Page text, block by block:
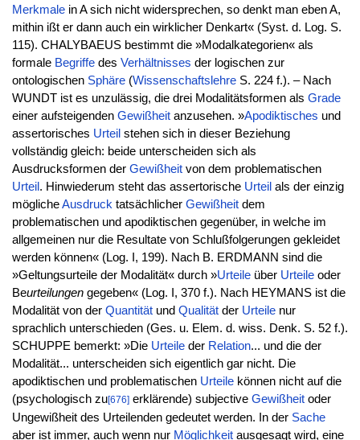
Merkmalein A sich nicht widersprechen, so denkt man eben A,
mithin ißt er dann auch ein wirklicher Denkart« (Syst. d. Log. S.
115). CHALYBAEUS bestimmt die »Modalkategorien« als
formale Begriffedes Verhältnisses der logischen zur
ontologischen Sphäre(WissenschaftslehreS. 224 f.). – Nach
WUNDT ist es unzulässig, die drei Modalitätsformen als Grade
einer aufsteigenden Gewißheitanzusehen. »Apodiktisches und
assertorisches Urteil stehen sich in dieser Beziehung
vollständig gleich: beide unterscheiden sich als
Ausdrucksformen der Gewißheitvon dem problematischen
Urteil . Hinwiederum steht das assertorische Urteil als der einzig
möglicheAusdrucktatsächlicher Gewißheitdem
problematischen und apodiktischen gegenüber, in welche im
allgemeinen nur die Resultate von Schlußfolgerungen gekleidet
werden können« (Log. I, 199). Nach B. ERDMANN sind die
»Geltungsurteile der Modalität« durch »Urteileüber Urteileoder
Beurteilungengegeben« (Log. I, 370 f.). Nach HEYMANS ist die
Modalität von der Quantitätund Qualitätder Urteilenur
sprachlich unterschieden (Ges. u. Elem. d. wiss. Denk. S. 52 f.).
SCHUPPE bemerkt: »Die Urteileder Relation... und die der
Modalität... unterscheiden sich eigentlich gar nicht. Die
apodiktischen und problematischen Urteilekönnen nicht auf die
(psychologisch zu[676]erklärende) subjective Gewißheitoder
Ungewißheit des Urteilenden gedeutet werden. In der Sache
aber ist immer, auch wenn nur Möglichkeitausgesagt wird, eine